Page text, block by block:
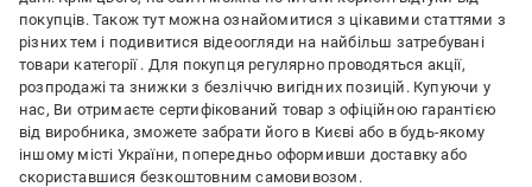
покупців. Також тут можна ознайомитися з цікавими статтями з
різних тем і подивитися відеоогляди на найбільш затребувані
товари категорії . Для покупця регулярно проводяться акції,
розпродажі та знижки з безліччю вигідних позицій. Купуючи у
нас, Ви отримаєте сертифікований товар з офіційною гарантією
від виробника, зможете забрати його в Києві або в будь-якому
іншому місті України, попередньо оформивши доставку або
скориставшися безкоштовним самовивозом.